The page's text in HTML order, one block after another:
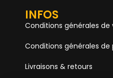
INFOS
Conditions générales de
Conditions générales
Livraisons & retours